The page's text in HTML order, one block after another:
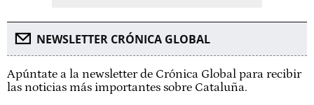
NEWSLETTER CRÓNICA GLOBAL
Apúntate a la newsletter de Crónica Global para recibir
las noticias más importantes sobre Cataluña.